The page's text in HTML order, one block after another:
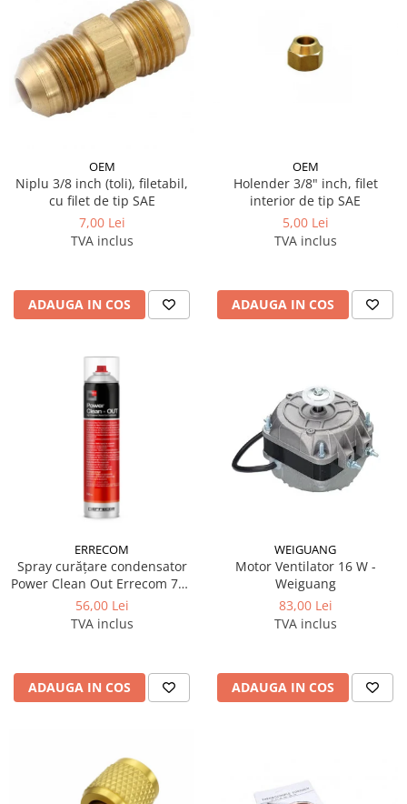
OEM
Niplu 3/8 inch (toli), filetabil,
cu filet de tip SAE
7,00 Lei
TVA inclus
ADAUGA IN COS
OEM
Holender 3/8" inch, filet
interior de tip SAE
5,00 Lei
TVA inclus
ADAUGA IN COS
ERRECOM
Spray curățare condensator
Power Clean Out Errecom 750
ml
56,00 Lei
TVA inclus
ADAUGA IN COS
WEIGUANG
Motor Ventilator 16 W -
Weiguang
83,00 Lei
TVA inclus
ADAUGA IN COS